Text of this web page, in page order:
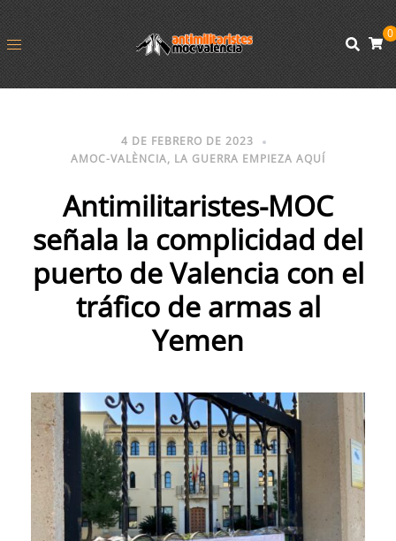
0
4 DE FEBRERO DE 2023
AMOC-VALÈNCIA, LA GUERRA EMPIEZA AQUÍ
Antimilitaristes-MOC
señala la complicidad del
puerto de Valencia con el
tráfico de armas al
Yemen